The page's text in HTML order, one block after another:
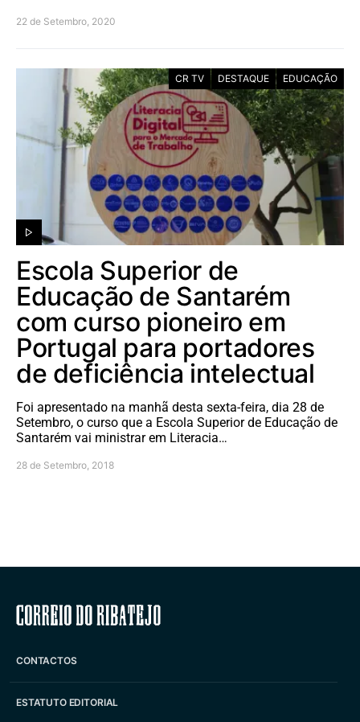
22 de Setembro, 2020
CR TV DESTAQUE EDUCAÇÃO
Escola Superior de
Educação de Santarém
com curso pioneiro em
Portugal para portadores
de deficiência intelectual
Foi apresentado na manhã desta sexta-feira, dia 28 de
Setembro, o curso que a Escola Superior de Educação de
Santarém vai ministrar em Literacia…
28 de Setembro, 2018
Correio do Ribatejo
CONTACTOS
ESTATUTO EDITORIAL